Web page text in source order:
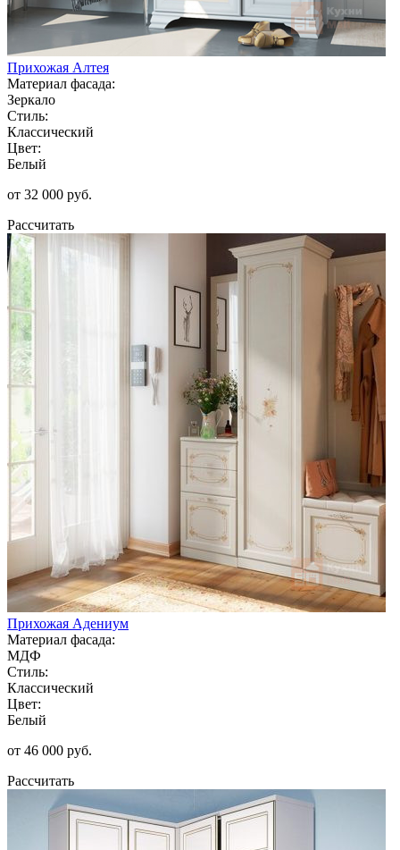
Прихожая Алтея
Материал фасада:
Зеркало
Стиль:
Классический
Цвет:
Белый
от 32 000 руб.
Рассчитать
Прихожая Адениум
Материал фасада:
МДФ
Стиль:
Классический
Цвет:
Белый
от 46 000 руб.
Рассчитать